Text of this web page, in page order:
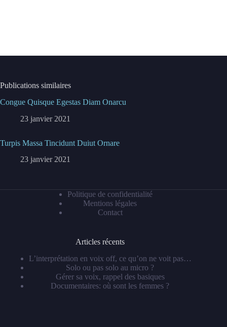
Publications similaires
Congue Quisque Egestas Diam Onarcu
23 janvier 2021
Turpis Massa Tincidunt Duiut Ornare
23 janvier 2021
Politique de confidentialité
Mentions légales
Contact
Articles récents
L’interprétation en voix off, ce qu’on ne voit pas…
Solo ou pas solo au micro ?
Gérer sa voix, rappel des basiques
Documentaires: où sont les femmes ?